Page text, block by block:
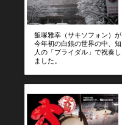
飯塚雅幸（サキソフォン）が
今年初の白銀の世界の中、知
人の「ブライダル」で祝奏し
ました。